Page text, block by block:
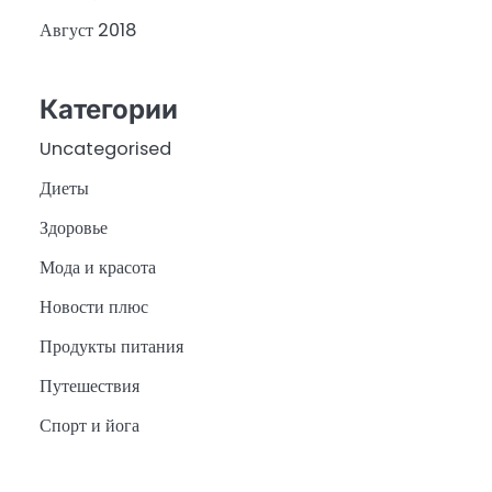
Август 2018
Категории
Uncategorised
Диеты
Здоровье
Мода и красота
Новости плюс
Продукты питания
Путешествия
Спорт и йога